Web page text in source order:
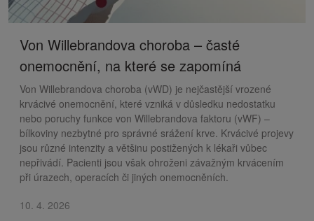
Von Willebrandova choroba – časté
onemocnění, na které se zapomíná
Von Willebrandova choroba (vWD) je nejčastější vrozené
krvácivé onemocnění, které vzniká v důsledku nedostatku
nebo poruchy funkce von Willebrandova faktoru (vWF) –
bílkoviny nezbytné pro správné srážení krve. Krvácivé projevy
jsou různé intenzity a většinu postižených k lékaři vůbec
nepřivádí. Pacienti jsou však ohroženi závažným krvácením
při úrazech, operacích či jiných onemocněních.
10. 4. 2026